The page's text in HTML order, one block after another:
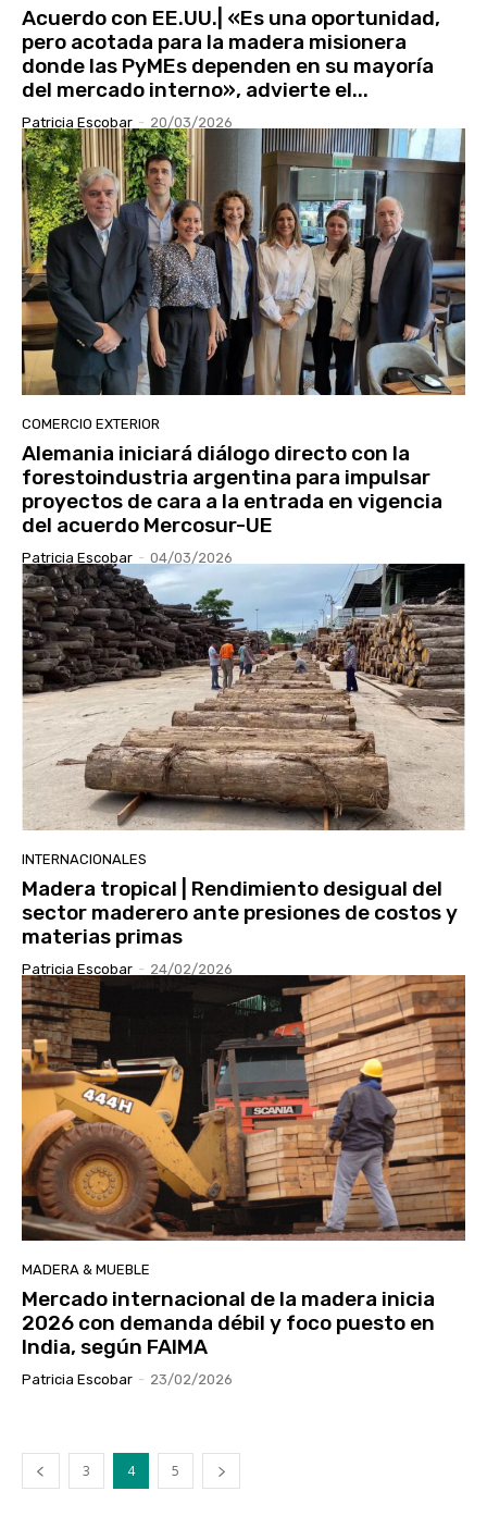
Acuerdo con EE.UU.| «Es una oportunidad,
pero acotada para la madera misionera
donde las PyMEs dependen en su mayoría
del mercado interno», advierte el...
Patricia Escobar - 20/03/2026
COMERCIO EXTERIOR
Alemania iniciará diálogo directo con la
forestoindustria argentina para impulsar
proyectos de cara a la entrada en vigencia
del acuerdo Mercosur-UE
Patricia Escobar - 04/03/2026
INTERNACIONALES
Madera tropical | Rendimiento desigual del
sector maderero ante presiones de costos y
materias primas
Patricia Escobar - 24/02/2026
MADERA & MUEBLE
Mercado internacional de la madera inicia
2026 con demanda débil y foco puesto en
India, según FAIMA
Patricia Escobar - 23/02/2026
3 4 5